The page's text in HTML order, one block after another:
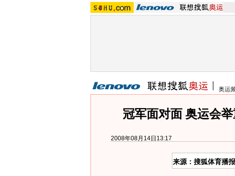
奥运
冠军面对面 奥运会
2008年08月14日13:17
来源：搜狐体育播报